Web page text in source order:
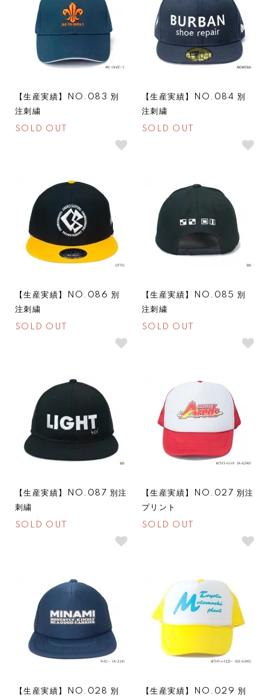
【生産実績】NO.083 別
注刺繍
SOLD OUT
【生産実績】NO.084 別
注刺繍
SOLD OUT
【生産実績】NO.086 別
注刺繍
SOLD OUT
【生産実績】NO.085 別
注刺繍
SOLD OUT
【生産実績】NO.087 別注
刺繍
SOLD OUT
【生産実績】NO.027 別注
プリント
SOLD OUT
【生産実績】NO.028 別
【生産実績】NO.029 別